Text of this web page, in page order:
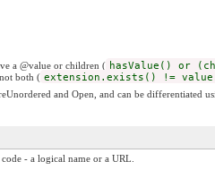
a @value or children ( hasValue() or
both ( extension.exists() !=
and Open, and can be differentiated
- a logical name or a URL.